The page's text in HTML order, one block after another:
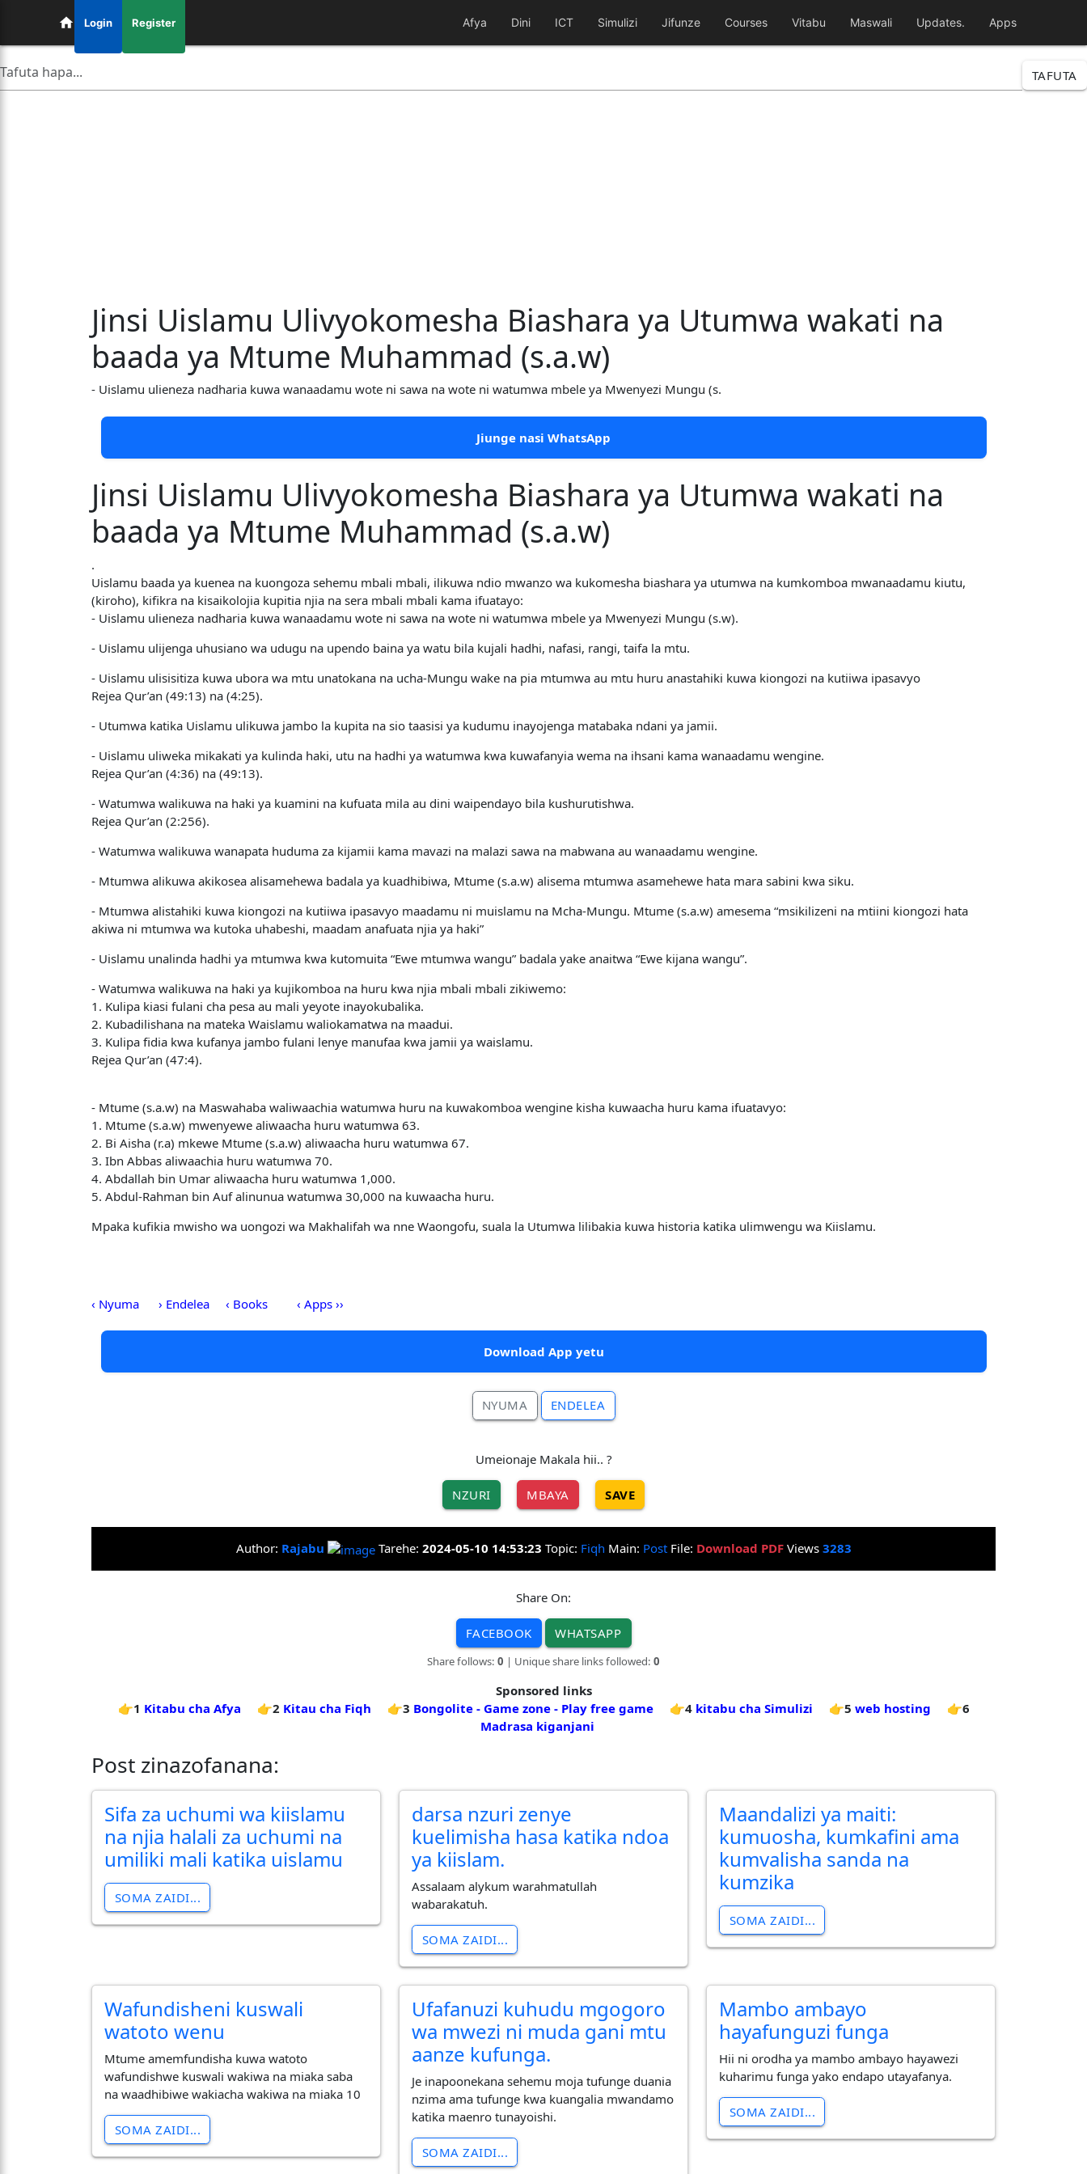
Login Register Afya Dini ICT Simulizi Jifunze Courses Vitabu Maswali Updates. Apps
TAFUTA
Jinsi Uislamu Ulivyokomesha Biashara ya Utumwa wakati na
baada ya Mtume Muhammad (s.a.w)
- Uislamu ulieneza nadharia kuwa wanaadamu wote ni sawa na wote ni watumwa mbele ya Mwenyezi Mungu (s.
Jiunge nasi WhatsApp
Jinsi Uislamu Ulivyokomesha Biashara ya Utumwa wakati na
baada ya Mtume Muhammad (s.a.w)
.
Uislamu baada ya kuenea na kuongoza sehemu mbali mbali, ilikuwa ndio mwanzo wa kukomesha biashara ya utumwa na kumkomboa mwanaadamu kiutu,
(kiroho), kifikra na kisaikolojia kupitia njia na sera mbali mbali kama ifuatayo:
- Uislamu ulieneza nadharia kuwa wanaadamu wote ni sawa na wote ni watumwa mbele ya Mwenyezi Mungu (s.w).
- Uislamu ulijenga uhusiano wa udugu na upendo baina ya watu bila kujali hadhi, nafasi, rangi, taifa la mtu.
- Uislamu ulisisitiza kuwa ubora wa mtu unatokana na ucha-Mungu wake na pia mtumwa au mtu huru anastahiki kuwa kiongozi na kutiiwa ipasavyo
Rejea Qur’an (49:13) na (4:25).
- Utumwa katika Uislamu ulikuwa jambo la kupita na sio taasisi ya kudumu inayojenga matabaka ndani ya jamii.
- Uislamu uliweka mikakati ya kulinda haki, utu na hadhi ya watumwa kwa kuwafanyia wema na ihsani kama wanaadamu wengine.
Rejea Qur’an (4:36) na (49:13).
- Watumwa walikuwa na haki ya kuamini na kufuata mila au dini waipendayo bila kushurutishwa.
Rejea Qur’an (2:256).
- Watumwa walikuwa wanapata huduma za kijamii kama mavazi na malazi sawa na mabwana au wanaadamu wengine.
- Mtumwa alikuwa akikosea alisamehewa badala ya kuadhibiwa, Mtume (s.a.w) alisema mtumwa asamehewe hata mara sabini kwa siku.
- Mtumwa alistahiki kuwa kiongozi na kutiiwa ipasavyo maadamu ni muislamu na Mcha-Mungu. Mtume (s.a.w) amesema “msikilizeni na mtiini kiongozi hata
akiwa ni mtumwa wa kutoka uhabeshi, maadam anafuata njia ya haki”
- Uislamu unalinda hadhi ya mtumwa kwa kutomuita “Ewe mtumwa wangu” badala yake anaitwa “Ewe kijana wangu”.
- Watumwa walikuwa na haki ya kujikomboa na huru kwa njia mbali mbali zikiwemo:
1. Kulipa kiasi fulani cha pesa au mali yeyote inayokubalika.
2. Kubadilishana na mateka Waislamu waliokamatwa na maadui.
3. Kulipa fidia kwa kufanya jambo fulani lenye manufaa kwa jamii ya waislamu.
Rejea Qur’an (47:4).
- Mtume (s.a.w) na Maswahaba waliwaachia watumwa huru na kuwakomboa wengine kisha kuwaacha huru kama ifuatavyo:
1. Mtume (s.a.w) mwenyewe aliwaacha huru watumwa 63.
2. Bi Aisha (r.a) mkewe Mtume (s.a.w) aliwaacha huru watumwa 67.
3. Ibn Abbas aliwaachia huru watumwa 70.
4. Abdallah bin Umar aliwaacha huru watumwa 1,000.
5. Abdul-Rahman bin Auf alinunua watumwa 30,000 na kuwaacha huru.
Mpaka kufikia mwisho wa uongozi wa Makhalifah wa nne Waongofu, suala la Utumwa lilibakia kuwa historia katika ulimwengu wa Kiislamu.
‹ Nyuma › Endelea ‹ Books ‹ Apps ››
Download App yetu
NYUMA ENDELEA
Umeionaje Makala hii.. ?
NZURI MBAYA SAVE
Author: Rajabu Tarehe: 2024-05-10 14:53:23 Topic: Fiqh Main: PostFile: Download PDFViews 3283
Share On:
FACEBOOK WHATSAPP
Share follows: 0 | Unique share links followed: 0
Sponsored links
👉1 Kitabu cha Afya 👉2 Kitau cha Fiqh 👉3 Bongolite - Game zone - Play free game 👉4 kitabu cha Simulizi 👉5 web hosting
👉6
Madrasa kiganjani
Post zinazofanana:
Sifa za uchumi wa kiislamu
na njia halali za uchumi na
umiliki mali katika uislamu
SOMA ZAIDI...
darsa nzuri zenye
kuelimisha hasa katika ndoa
ya kiislam.
Assalaam alykum warahmatullah
wabarakatuh.
SOMA ZAIDI...
Maandalizi ya maiti:
kumuosha, kumkafini ama
kumvalisha sanda na
kumzika
SOMA ZAIDI...
Wafundisheni kuswali
watoto wenu
Mtume amemfundisha kuwa watoto
wafundishwe kuswali wakiwa na miaka saba
na waadhibiwe wakiacha wakiwa na miaka 10
SOMA ZAIDI...
Ufafanuzi kuhudu mgogoro
wa mwezi ni muda gani mtu
aanze kufunga.
Je inapoonekana sehemu moja tufunge duania
nzima ama tufunge kwa kuangalia mwandamo
katika maenro tunayoishi.
SOMA ZAIDI...
Mambo ambayo
hayafunguzi funga
Hii ni orodha ya mambo ambayo hayawezi
kuharimu funga yako endapo utayafanya.
SOMA ZAIDI...